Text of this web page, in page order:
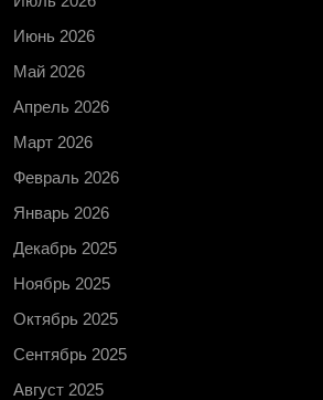
Июнь 2026
Май 2026
Апрель 2026
Март 2026
Февраль 2026
Январь 2026
Декабрь 2025
Ноябрь 2025
Октябрь 2025
Сентябрь 2025
Август 2025